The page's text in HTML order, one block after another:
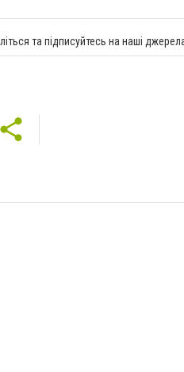
та підписуйтесь на наші